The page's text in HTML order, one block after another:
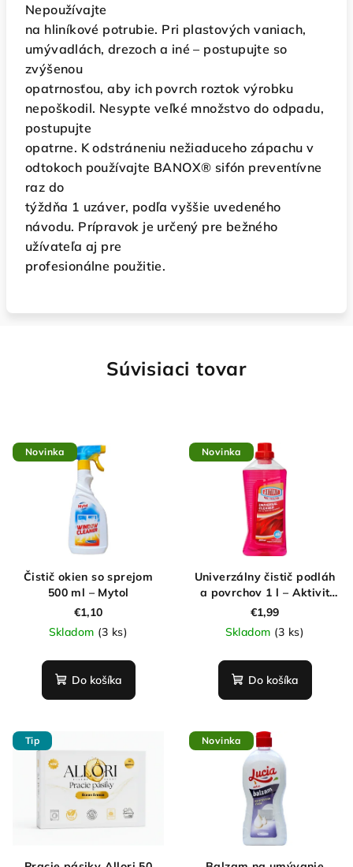
Nepoužívajte
na hliníkové potrubie. Pri plastových vaniach,
umývadlách, drezoch a iné – postupujte so
zvýšenou
opatrnosťou, aby ich povrch roztok výrobku
nepoškodil. Nesypte veľké množstvo do odpadu,
postupujte
opatrne. K odstráneniu nežiaduceho zápachu v
odtokoch používajte BANOX® sifón preventívne
raz do
týždňa 1 uzáver, podľa vyššie uvedeného
návodu. Prípravok je určený pre bežného
užívateľa aj pre
profesionálne použitie.
Súvisiaci tovar
Novinka
Čistič okien so sprejom
500 ml – Mytol
€1,10
Skladom (3 ks)
Do košíka
Novinka
Univerzálny čistič podláh
a povrchov 1 l – Aktivit
Red Feeling
€1,99
Skladom (3 ks)
Do košíka
Tip Novinka